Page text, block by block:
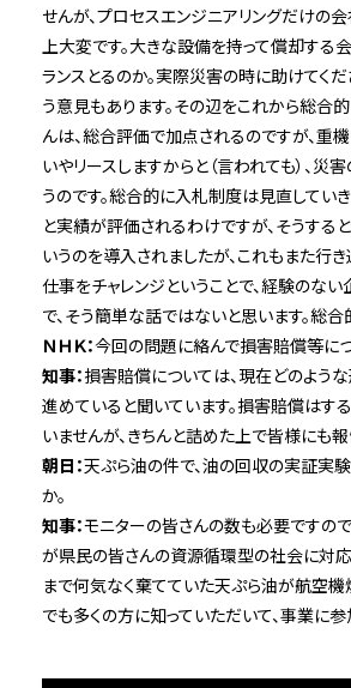
せんが、プロセスエンジニアリングだけの
上大変です。大きな設備を持って償却する
ランスとるのか。実際災害の時に助けてく
う意見もあります。その辺をこれから総合
んは、総合評価で加点されるのですが、重
いやリースしますからと（言われても）、
うのです。総合的に入札制度は見直してい
と実績が評価されるわけですが、そうする
いうのを導入されましたが、これもまた行
仕事をチャレンジということで、経験のな
で、そう簡単な話ではないと思います。総合
ＮＨＫ：今回の問題に絡んで損害賠償等につ
知事：損害賠償については、現在どのよう
進めていると聞いています。損害賠償はす
いませんが、きちんと詰めた上で皆様にも
朝日：天ぷら油の件で、油の回収の実証実
か。
知事：モニターの皆さんの数も必要ですの
が県民の皆さんの資源循環型の社会に対応
まで何気なく棄てていた天ぷら油が航空機
でも多くの方に知っていただいて、事業に参